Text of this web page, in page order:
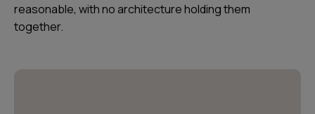
reasonable, with no architecture holding them
together.